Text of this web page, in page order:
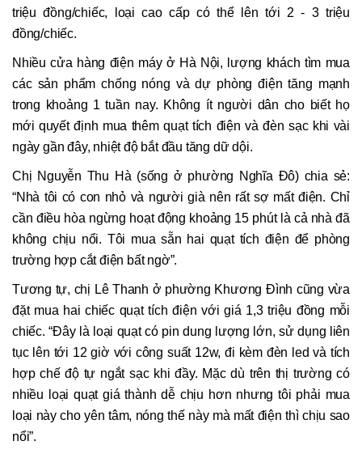
triệu đồng/chiếc, loại cao cấp có thể lên tới 2 - 3 triệu
đồng/chiếc.
Nhiều cửa hàng điện máy ở Hà Nội, lượng khách tìm mua
các sản phẩm chống nóng và dự phòng điện tăng mạnh
trong khoảng 1 tuần nay. Không ít người dân cho biết họ
mới quyết định mua thêm quạt tích điện và đèn sạc khi vài
ngày gần đây, nhiệt độ bắt đầu tăng dữ dội.
Chị Nguyễn Thu Hà (sống ở phường Nghĩa Đô) chia sẻ:
“Nhà tôi có con nhỏ và người già nên rất sợ mất điện. Chỉ
cần điều hòa ngừng hoạt động khoảng 15 phút là cả nhà đã
không chịu nổi. Tôi mua sẵn hai quạt tích điện để phòng
trường hợp cắt điện bất ngờ”.
Tương tự, chị Lê Thanh ở phường Khương Đình cũng vừa
đặt mua hai chiếc quạt tích điện với giá 1,3 triệu đồng mỗi
chiếc. “Đây là loại quạt có pin dung lượng lớn, sử dụng liên
tục lên tới 12 giờ với công suất 12w, đi kèm đèn led và tích
hợp chế độ tự ngắt sạc khi đầy. Mặc dù trên thị trường có
nhiều loại quạt giá thành dễ chịu hơn nhưng tôi phải mua
loại này cho yên tâm, nóng thế này mà mất điện thì chịu sao
nổi”.